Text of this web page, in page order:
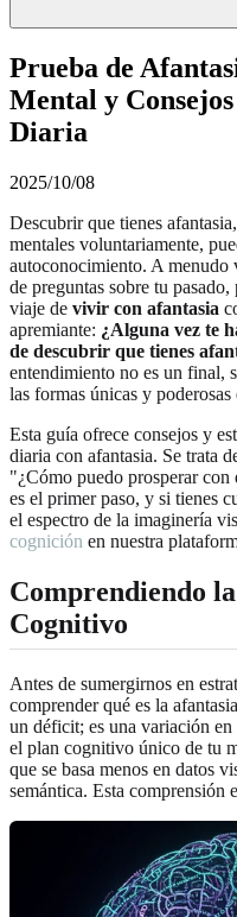
Prueba de
Mental y
Diaria
2025/10/08
Descubrir que tienes
mentales voluntariamente,
autoconocimiento. A menudo
de preguntas sobre tu
viaje de vivir con afantasia
apremiante: ¿Alguna vez te
de descubrir que tienes
entendimiento no es un final,
las formas únicas y
Esta guía ofrece consejos y
diaria con afantasia. Se trata
"¿Cómo puedo prosperar
es el primer paso, y si tienes
el espectro de la imaginería
cognición en nuestra
Comprendiendo
Cognitivo
Antes de sumergirnos en
comprender qué es la
un déficit; es una variación
el plan cognitivo único de tu
que se basa menos en datos
semántica. Esta comprensión